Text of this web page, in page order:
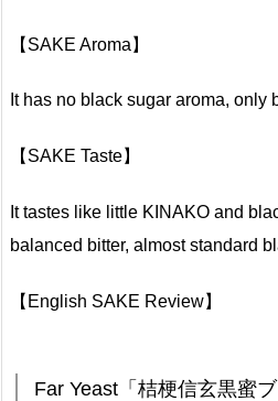
【SAKE Aroma】
It has no black sugar aroma, only
【SAKE Taste】
It tastes like little KINAKO and
balanced bitter, almost standard
【English SAKE Review】
Far Yeast「桔梗信玄黒蜜